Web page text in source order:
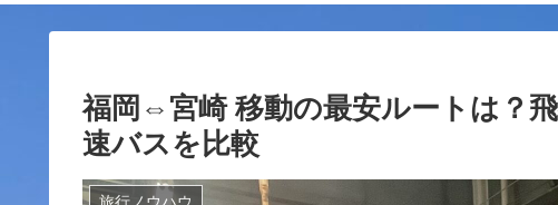
福岡⇔宮崎 移動の最安ルートは？
速バスを比較